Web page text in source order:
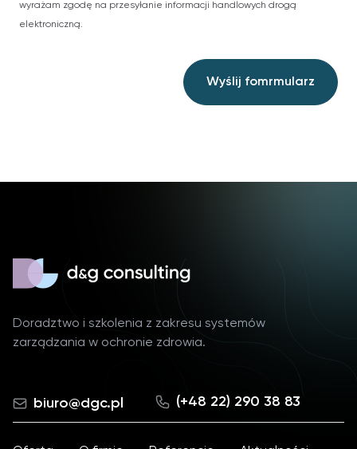
wyrażam zgodę na przesyłanie informacji handlowych drogą
elektroniczną.
Wyślij fomrmularz
Doradztwo i szkolenia z zakresu systemów
zarządzania w ochronie zdrowia.
biuro@dgc.pl (+48 22) 290 38 83